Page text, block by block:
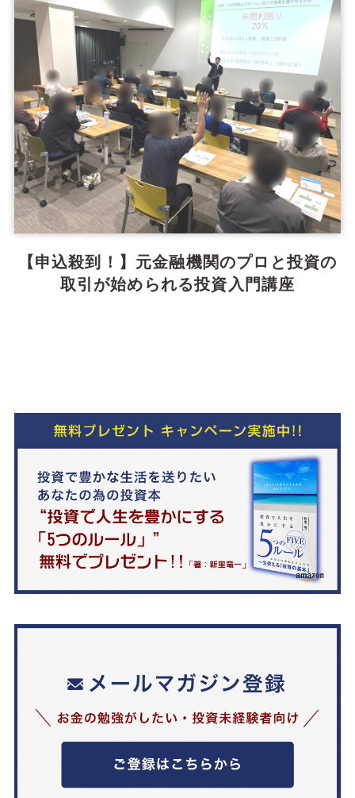
【申込殺到！】元金融機関のプロと投資の
取引が始められる投資入門講座